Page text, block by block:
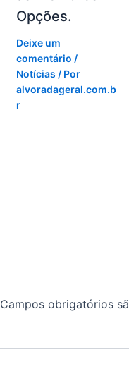
Opções.
Deixe um
comentário /
Notícias / Por
alvoradageral.com.b
r
Campos obrigatórios